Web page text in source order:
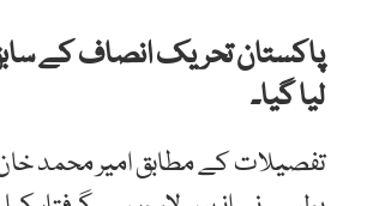
پاکستان تحریک انصاف کے
لیا گیا۔